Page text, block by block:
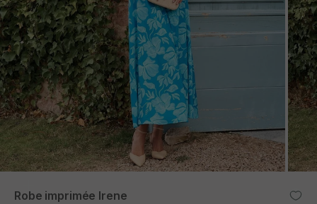
Robe imprimée Irene